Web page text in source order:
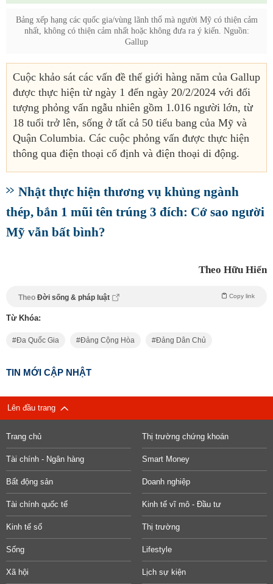
Bảng xếp hạng các quốc gia/vùng lãnh thổ mà người Mỹ có thiện cảm
nhất, không có thiện cảm nhất hoặc không đưa ra ý kiến. Nguồn:
Gallup
Cuộc khảo sát các vấn đề thế giới hàng năm của Gallup
được thực hiện từ ngày 1 đến ngày 20/2/2024 với đối
tượng phỏng vấn ngẫu nhiên gồm 1.016 người lớn, từ
18 tuổi trở lên, sống ở tất cả 50 tiểu bang của Mỹ và
Quận Columbia. Các cuộc phỏng vấn được thực hiện
thông qua điện thoại cố định và điện thoại di động.
Nhật thực hiện thương vụ khủng ngành
thép, bắn 1 mũi tên trúng 3 đích: Cớ sao người
Mỹ vẫn bất bình?
Theo Hữu Hiển
Theo Đời sống & pháp luật Copy link
Từ Khóa:
Đa Quốc Gia Đảng Cộng Hòa Đảng Dân Chủ
TIN MỚI CẬP NHẬT
Lên đầu trang
Trang chủ Thị trường chứng khoán
Tài chính - Ngân hàng Smart Money
Bất động sản Doanh nghiệp
Tài chính quốc tế Kinh tế vĩ mô - Đầu tư
Kinh tế số Thị trường
Sống Lifestyle
Xã hội Lịch sự kiện